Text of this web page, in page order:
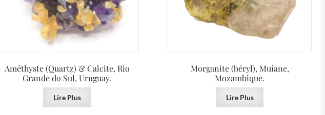
Améthyste (Quartz) & Calcite, Rio
Grande do Sul, Uruguay.
Lire Plus
Morganite (béryl), Muiane,
Mozambique.
Lire Plus